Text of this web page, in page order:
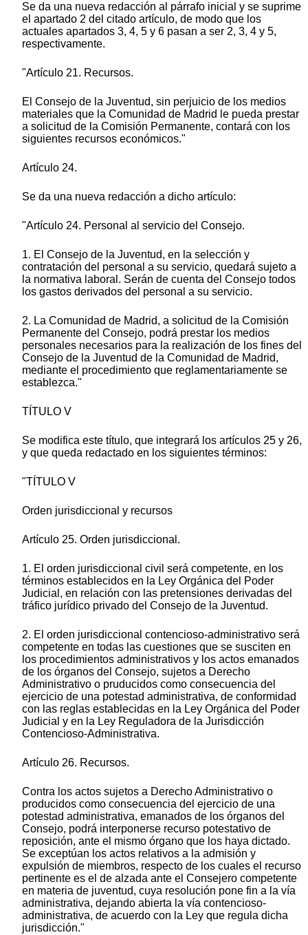
Se da una nueva redacción al párrafo inicial y se suprime
el apartado 2 del citado artículo, de modo que los
actuales apartados 3, 4, 5 y 6 pasan a ser 2, 3, 4 y 5,
respectivamente.
"Artículo 21. Recursos.
El Consejo de la Juventud, sin perjuicio de los medios
materiales que la Comunidad de Madrid le pueda prestar
a solicitud de la Comisión Permanente, contará con los
siguientes recursos económicos."
Artículo 24.
Se da una nueva redacción a dicho artículo:
"Artículo 24. Personal al servicio del Consejo.
1. El Consejo de la Juventud, en la selección y
contratación del personal a su servicio, quedará sujeto a
la normativa laboral. Serán de cuenta del Consejo todos
los gastos derivados del personal a su servicio.
2. La Comunidad de Madrid, a solicitud de la Comisión
Permanente del Consejo, podrá prestar los medios
personales necesarios para la realización de los fines del
Consejo de la Juventud de la Comunidad de Madrid,
mediante el procedimiento que reglamentariamente se
establezca."
TÍTULO V
Se modifica este título, que integrará los artículos 25 y 26,
y que queda redactado en los siguientes términos:
"TÍTULO V
Orden jurisdiccional y recursos
Artículo 25. Orden jurisdiccional.
1. El orden jurisdiccional civil será competente, en los
términos establecidos en la Ley Orgánica del Poder
Judicial, en relación con las pretensiones derivadas del
tráfico jurídico privado del Consejo de la Juventud.
2. El orden jurisdiccional contencioso-administrativo será
competente en todas las cuestiones que se susciten en
los procedimientos administrativos y los actos emanados
de los órganos del Consejo, sujetos a Derecho
Administrativo o pruducidos como consecuencia del
ejercicio de una potestad administrativa, de conformidad
con las reglas establecidas en la Ley Orgánica del Poder
Judicial y en la Ley Reguladora de la Jurisdicción
Contencioso-Administrativa.
Artículo 26. Recursos.
Contra los actos sujetos a Derecho Administrativo o
producidos como consecuencia del ejercicio de una
potestad administrativa, emanados de los órganos del
Consejo, podrá interponerse recurso potestativo de
reposición, ante el mismo órgano que los haya dictado.
Se exceptúan los actos relativos a la admisión y
expulsión de miembros, respecto de los cuales el recurso
pertinente es el de alzada ante el Consejero competente
en materia de juventud, cuya resolución pone fin a la vía
administrativa, dejando abierta la vía contencioso-
administrativa, de acuerdo con la Ley que regula dicha
jurisdicción."